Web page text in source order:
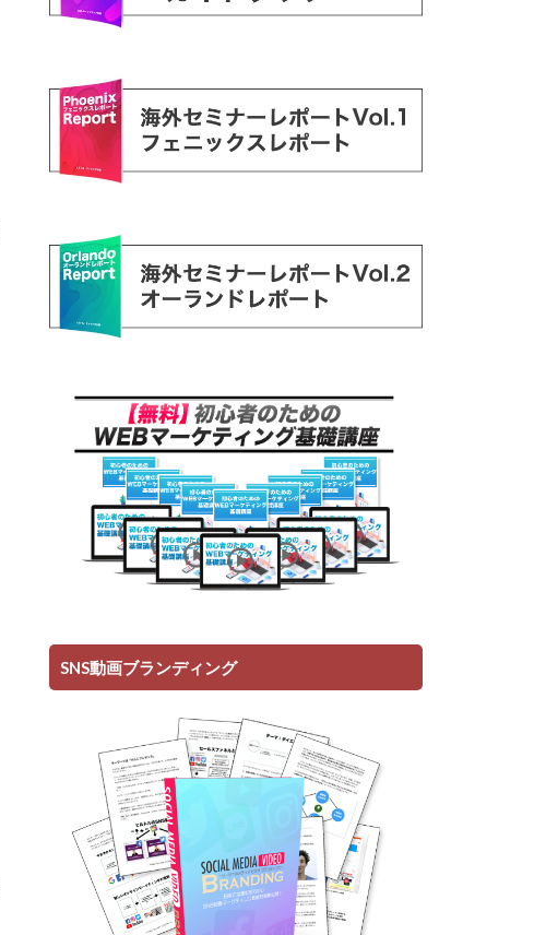
SNS動画ブランディング